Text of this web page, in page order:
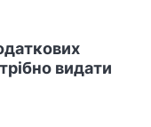
видати